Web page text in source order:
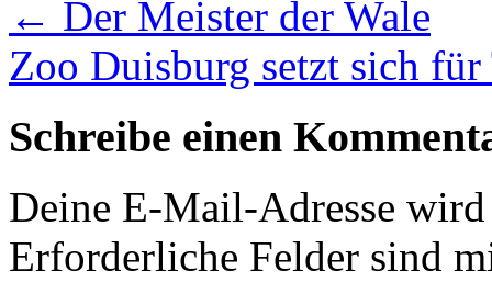
← Der Meister der Wale
Zoo Duisburg setzt sich
Schreibe einen
Deine E-Mail-Adresse
Erforderliche Felder sind